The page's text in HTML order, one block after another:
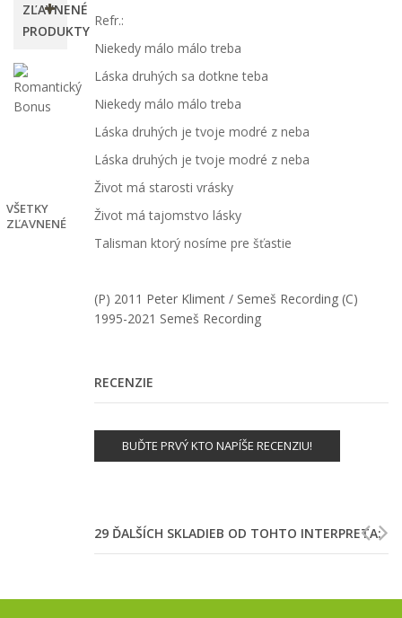
ZĽAVNENÉ
PRODUKTY
Romantický
4,00 €
-50%
8,00
VŠETKY
ZĽAVNENÉ
Refr.:
Niekedy málo málo treba
Láska druhých sa dotkne teba
Niekedy málo málo treba
Láska druhých je tvoje modré z neba
Láska druhých je tvoje modré z neba
Život má starosti vrásky
Život má tajomstvo lásky
Talisman ktorý nosíme pre šťastie
(P) 2011 Peter Kliment / Semeš Recording (C)
1995-2021 Semeš Recording
RECENZIE
BUĎTE PRVÝ KTO NAPÍŠE RECENZIU!
29 ĎALŠÍCH SKLADIEB OD TOHTO INTERPRETA: